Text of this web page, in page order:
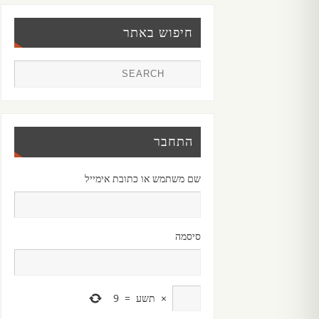
חיפוש באתר
התחבר
שם משתמש או כתובת אימייל
סיסמה
× תשע =
9